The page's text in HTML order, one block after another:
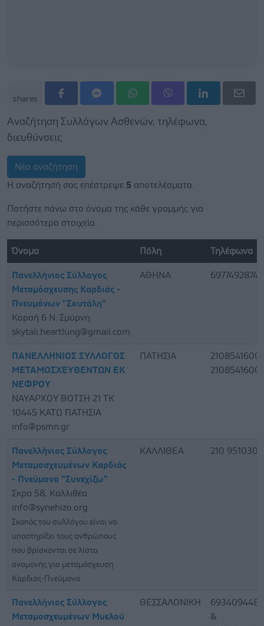
shares
Αναζήτηση Συλλόγων Ασθενών, τηλέφωνα,
διευθύνσεις
Νέα αναζήτηση
Η αναζήτησή σας επέστρεψε 5 αποτελέσματα.
Πατήστε πάνω στο όνομα της κάθε γραμμής για
περισσότερα στοιχεία.
Όνομα Πόλη Τηλέφωνα
Πανελλήνιος Σύλλογος
Μεταμόσχευσης Καρδιάς -
Πνευμόνων "Σκυτάλη"
Koραή 6 Ν. Σμύρνη
skytali.heartlung@gmail.com
ΑΘΗΝΑ 6977492874
ΠΑΝΕΛΛΗΝΙΟΣ ΣΥΛΛΟΓΟΣ
ΜΕΤΑΜΟΣΧΕΥΘΕΝΤΩΝ ΕΚ
ΝΕΦΡΟΥ
ΝΑΥΑΡΧΟΥ ΒΟΤΣΗ 21 ΤΚ
10445 ΚΑΤΩ ΠΑΤΗΣΙΑ
info@psmn.gr
ΠΑΤΗΣΙΑ
2108541600,
2108541600
Πανελλήνιος Σύλλογος
Μεταμοσχευμένων Καρδιάς
- Πνεύμονα "Συνεχίζω"
Σκρα 58, Καλλιθέα
info@synehizo.org
Σκοπός του συλλόγου είναι να
υποστηρίξει τους ανθρώπους
που βρίσκονται σε λίστα
αναμονής για μεταμόσχευση
Καρδιάς-Πνεύμονα
ΚΑΛΛΙΘΕΑ 210 9510300
Πανελλήνιος Σύλλογος
Μεταμοσχευμένων Μυελού
ΘΕΣΣΑΛΟΝΙΚΗ
6934094484
&